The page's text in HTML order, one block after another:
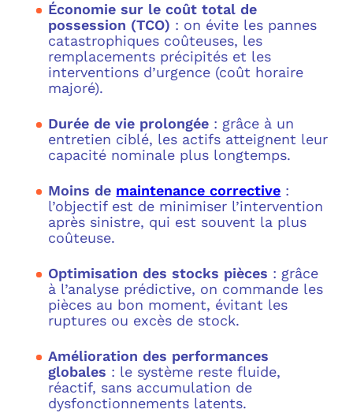
Économie sur le coût total de
possession (TCO) : on évite les pannes
catastrophiques coûteuses, les
remplacements précipités et les
interventions d’urgence (coût horaire
majoré).
Durée de vie prolongée : grâce à un
entretien ciblé, les actifs atteignent leur
capacité nominale plus longtemps.
Moins de maintenance corrective :
l’objectif est de minimiser l’intervention
après sinistre, qui est souvent la plus
coûteuse.
Optimisation des stocks pièces : grâce
à l’analyse prédictive, on commande les
pièces au bon moment, évitant les
ruptures ou excès de stock.
Amélioration des performances
globales : le système reste fluide,
réactif, sans accumulation de
dysfonctionnements latents.